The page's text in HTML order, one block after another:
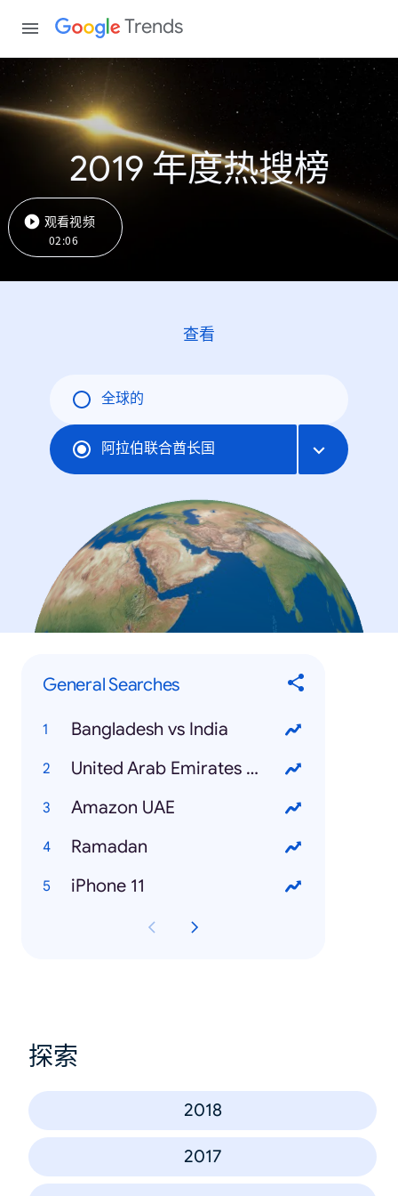
Trends
2019 年度热搜榜
观看视频
02:06
查看
全球的
阿拉伯联合酋长国
General Searches
Bangladesh vs India
United Arab Emirates National Day
Amazon UAE
Ramadan
iPhone 11
探索
2018
2017